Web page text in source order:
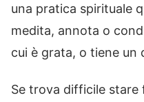
una pratica spirituale
medita, annota o
cui è grata, o tiene un
Se trova difficile stare